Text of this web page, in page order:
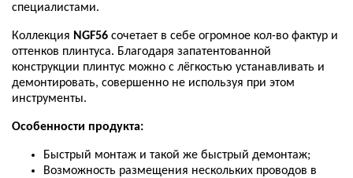
специалистами.
Коллекция NGF56 сочетает в себе огромное кол-во фактур и
оттенков плинтуса. Благодаря запатентованной
конструкции плинтус можно с лёгкостью устанавливать и
демонтировать, совершенно не используя при этом
инструменты.
Особенности продукта:
Быстрый монтаж и такой же быстрый демонтаж;
Возможность размещения нескольких проводов в